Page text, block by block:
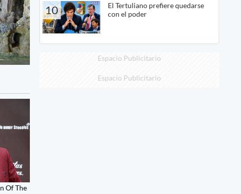
10
El Tertuliano prefiere quedarse
con el poder
Espacio Publicitario
Espacio Publicitario